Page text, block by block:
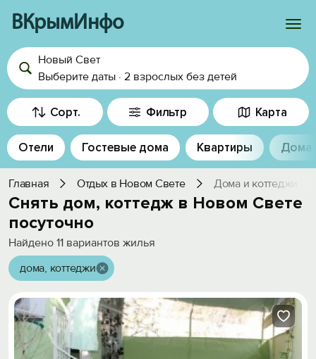
ВКрымИнфо
Войти
Избранное
История просмотра
Добавить свой объект
Новый Свет
Выберите даты · 2 взрослых без детей
Сорт. Фильтр Карта
Отели Гостевые дома Квартиры Дома
Главная Отдых в Новом Свете Дома и коттеджи
Снять дом, коттедж в Новом Свете
посуточно
Найдено 11 вариантов жилья
дома, коттеджи